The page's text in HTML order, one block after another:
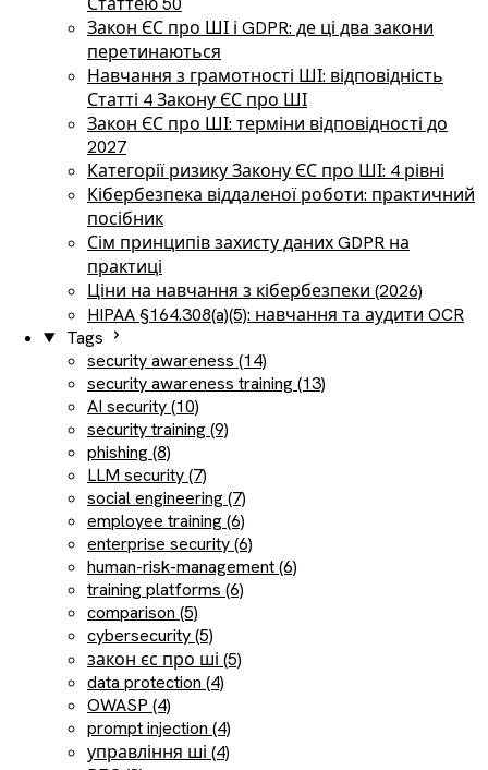
Закон ЄС про ШІ і GDPR: де ці два закони
перетинаються
Навчання з грамотності ШІ: відповідність
Статті 4 Закону ЄС про ШІ
Закон ЄС про ШІ: терміни відповідності до
2027
Категорії ризику Закону ЄС про ШІ: 4 рівні
Кібербезпека віддаленої роботи: практичний
посібник
Сім принципів захисту даних GDPR на
практиці
Ціни на навчання з кібербезпеки (2026)
HIPAA §164.308(a)(5): навчання та аудити OCR
Tags
security awareness (14)
security awareness training (13)
AI security (10)
security training (9)
phishing (8)
LLM security (7)
social engineering (7)
employee training (6)
enterprise security (6)
human-risk-management (6)
training platforms (6)
comparison (5)
cybersecurity (5)
закон єс про ші (5)
data protection (4)
OWASP (4)
prompt injection (4)
управління ші (4)